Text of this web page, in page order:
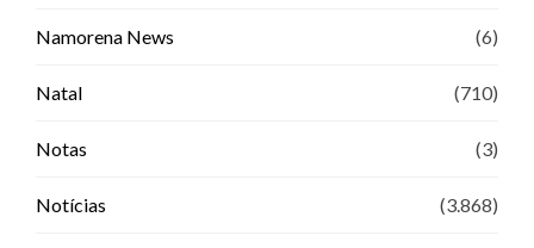
Namorena News (6)
Natal (710)
Notas (3)
Notícias (3.868)